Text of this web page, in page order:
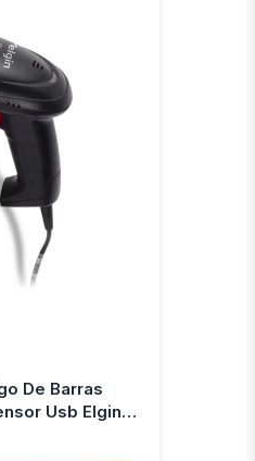
De Barras
Usb Elgin